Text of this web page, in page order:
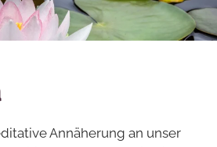
Annäherung an unser